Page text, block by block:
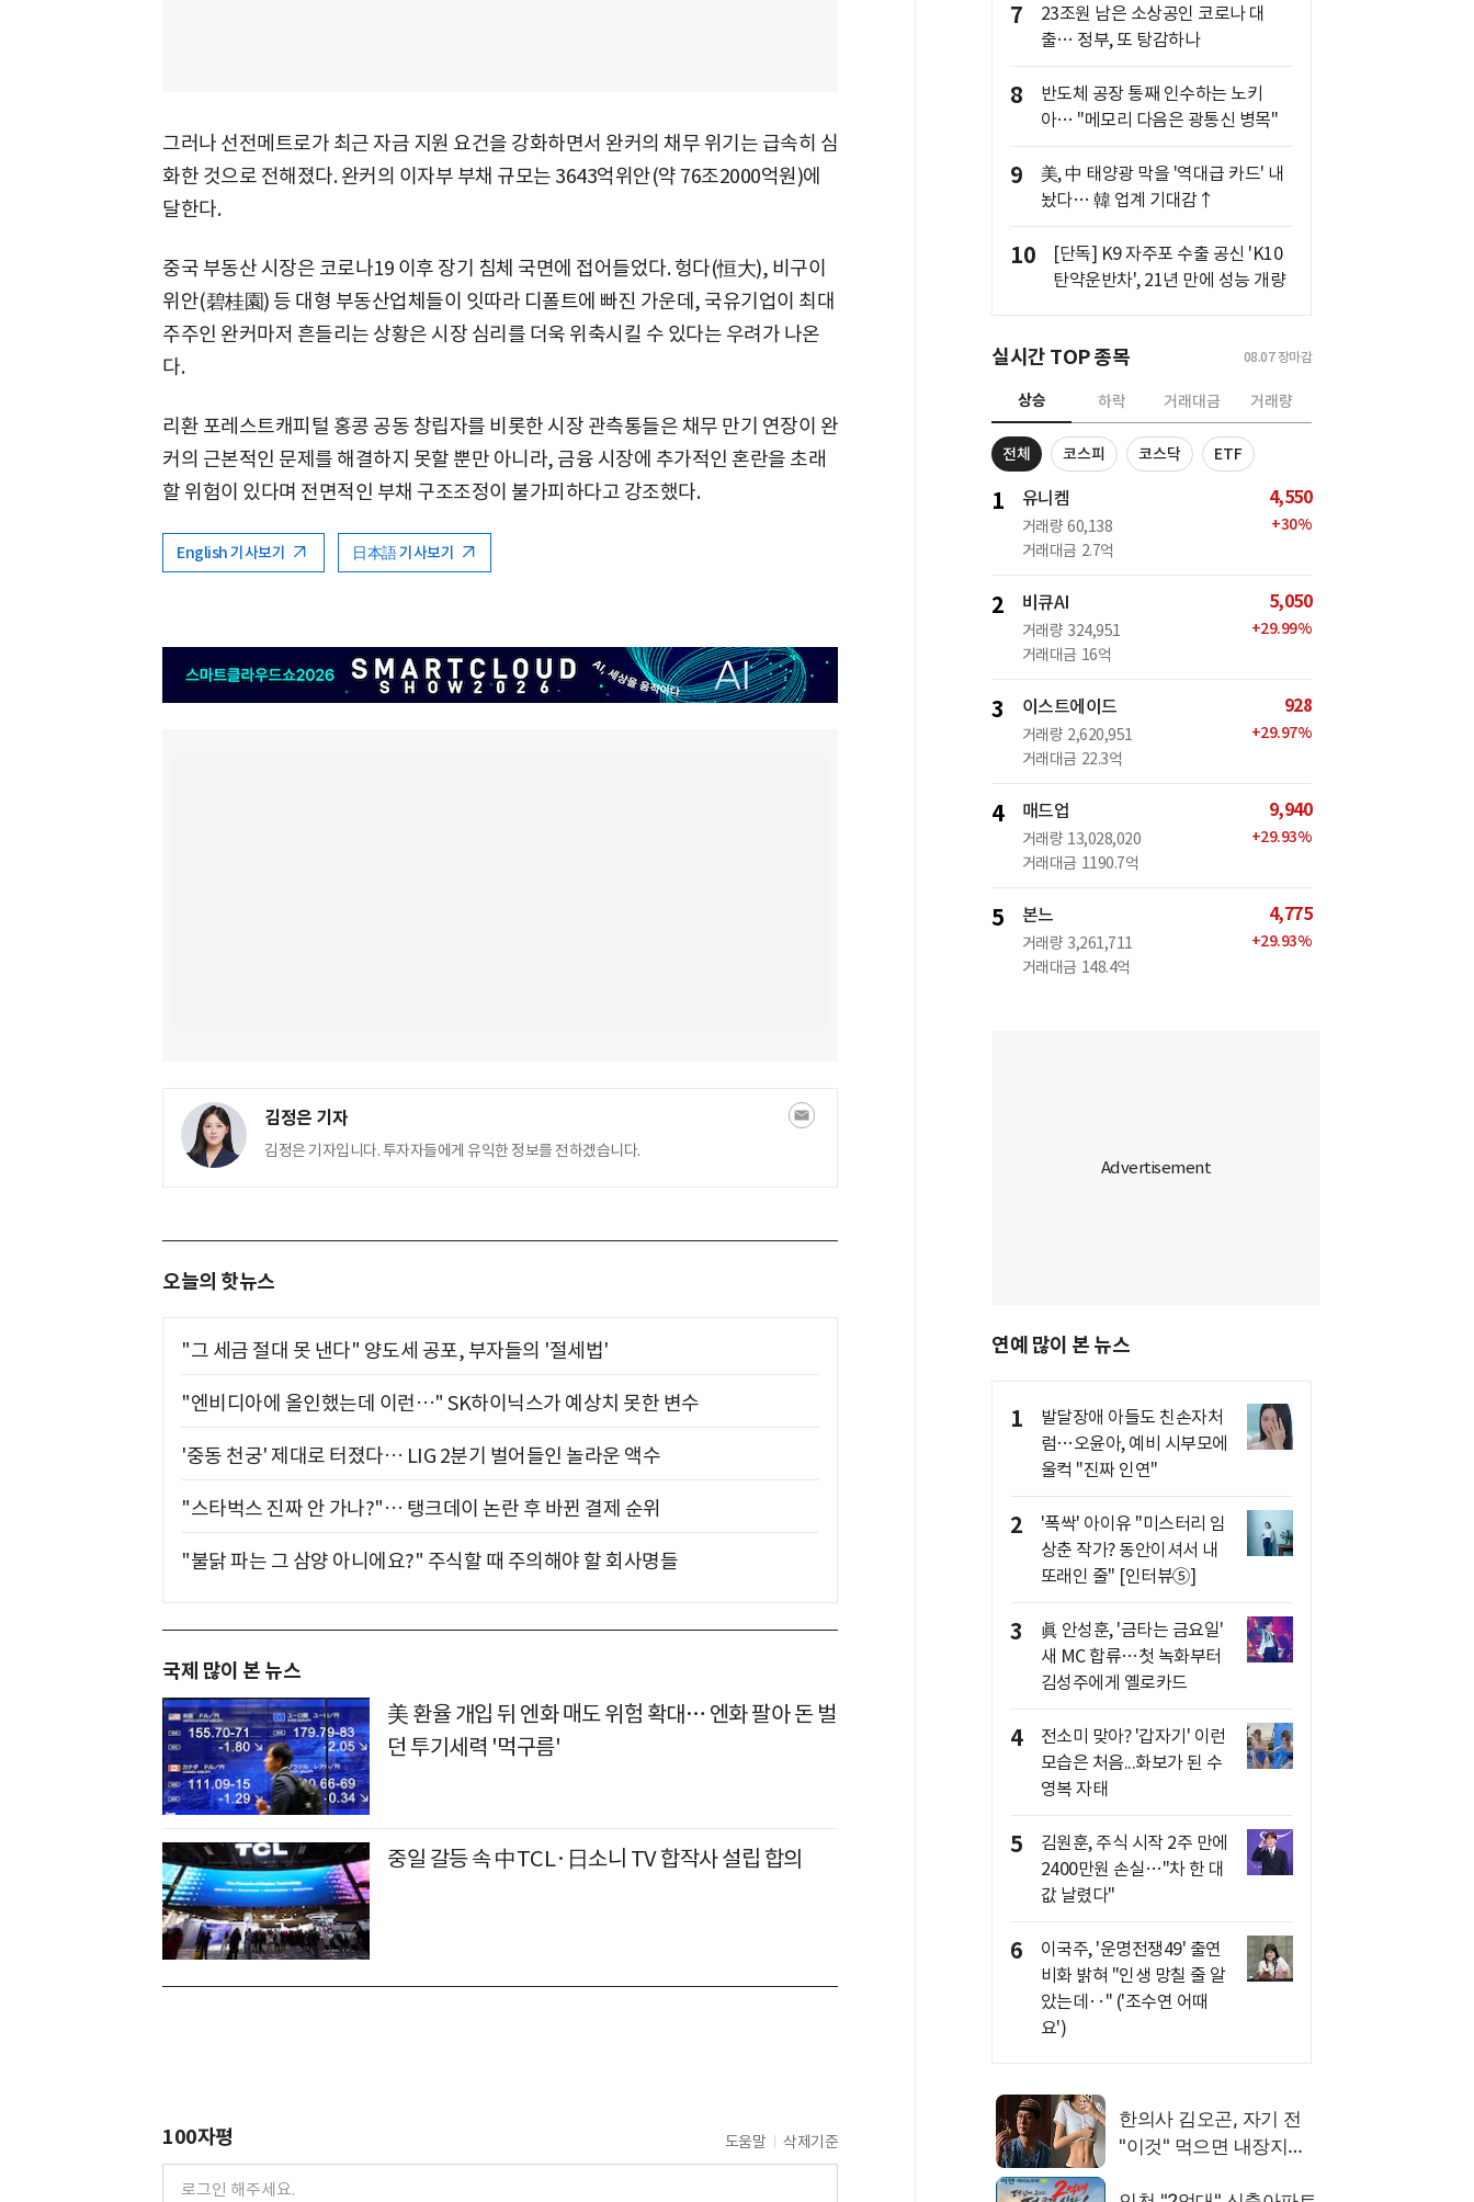
그러나 선전메트로가 최근 자금 지원 요건을 강화하면서 완커의 채무 위기는 급속히 심
화한 것으로 전해졌다. 완커의 이자부 부채 규모는 3643억위안(약 76조2000억원)에
달한다.
중국 부동산 시장은 코로나19 이후 장기 침체 국면에 접어들었다. 헝다(恒大), 비구이
위안(碧桂園) 등 대형 부동산업체들이 잇따라 디폴트에 빠진 가운데, 국유기업이 최대
주주인 완커마저 흔들리는 상황은 시장 심리를 더욱 위축시킬 수 있다는 우려가 나온
다.
리환 포레스트캐피털 홍콩 공동 창립자를 비롯한 시장 관측통들은 채무 만기 연장이 완
커의 근본적인 문제를 해결하지 못할 뿐만 아니라, 금융 시장에 추가적인 혼란을 초래
할 위험이 있다며 전면적인 부채 구조조정이 불가피하다고 강조했다.
English 기사보기 日本語 기사보기
김정은 기자
김정은 기자입니다. 투자자들에게 유익한 정보를 전하겠습니다.
오늘의 핫뉴스
"그 세금 절대 못 낸다" 양도세 공포, 부자들의 '절세법'
"엔비디아에 올인했는데 이런…" SK하이닉스가 예상치 못한 변수
'중동 천궁' 제대로 터졌다… LIG 2분기 벌어들인 놀라운 액수
"스타벅스 진짜 안 가나?"… 탱크데이 논란 후 바뀐 결제 순위
"불닭 파는 그 삼양 아니에요?" 주식할 때 주의해야 할 회사명들
국제 많이 본 뉴스
美 환율 개입 뒤 엔화 매도 위험 확대… 엔화 팔아 돈 벌
던 투기세력 '먹구름'
중일 갈등 속 中TCL·日소니 TV 합작사 설립 합의
100자평 도움말 삭제기준
7
23조원 남은 소상공인 코로나 대
출… 정부, 또 탕감하나
8
반도체 공장 통째 인수하는 노키
아… "메모리 다음은 광통신 병목"
9
美, 中 태양광 막을 '역대급 카드' 내
놨다… 韓 업계 기대감↑
10
[단독] K9 자주포 수출 공신 'K10
탄약운반차', 21년 만에 성능 개량
실시간 TOP 종목 08.07 장마감
상승 하락 거래대금 거래량
전체 코스피 코스닥 ETF
1 유니켐
거래량 60,138
거래대금 2.7억
4,550
+30%
2 비큐AI
거래량 324,951
거래대금 16억
5,050
+29.99%
3 이스트에이드
거래량 2,620,951
거래대금 22.3억
928
+29.97%
4 매드업
거래량 13,028,020
거래대금 1190.7억
9,940
+29.93%
5 본느
거래량 3,261,711
거래대금 148.4억
4,775
+29.93%
연예 많이 본 뉴스
1
발달장애 아들도 친손자처
럼…오윤아, 예비 시부모에
울컥 "진짜 인연"
2
'폭싹' 아이유 "미스터리 임
상춘 작가? 동안이셔서 내
또래인 줄" [인터뷰⑤]
3
眞 안성훈, '금타는 금요일'
새 MC 합류…첫 녹화부터
김성주에게 옐로카드
4
전소미 맞아? '갑자기' 이런
모습은 처음...화보가 된 수
영복 자태
5
김원훈, 주식 시작 2주 만에
2400만원 손실…"차 한 대
값 날렸다"
6
이국주, '운명전쟁49' 출연
비화 밝혀 "인생 망칠 줄 알
았는데‥" ('조수연 어때
요')